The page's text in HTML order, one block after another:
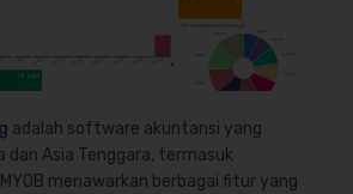
adalah software akuntansi yang
dan Asia Tenggara, termasuk
MYOB menawarkan berbagai fitur yang